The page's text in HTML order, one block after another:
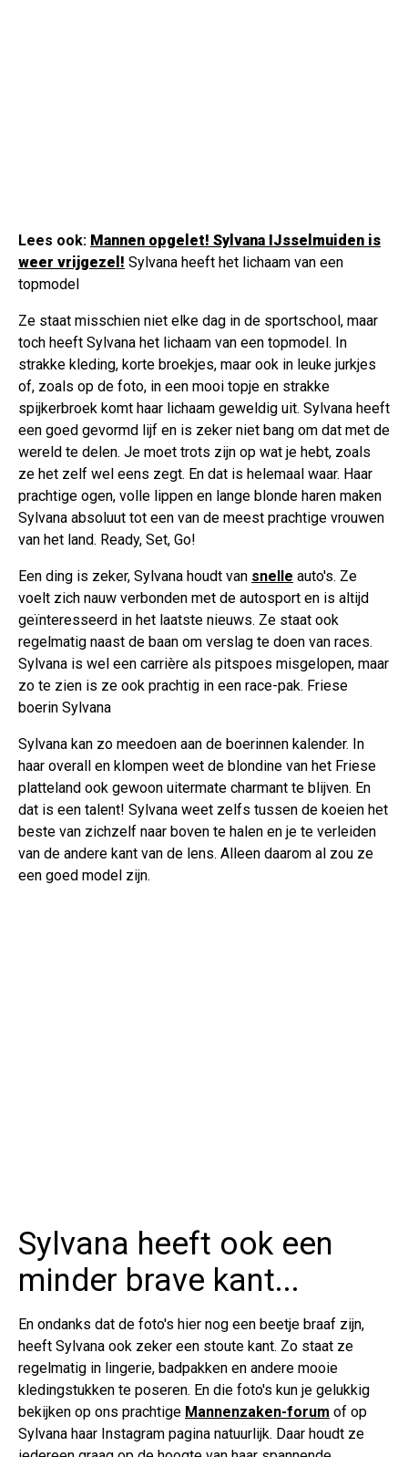
Lees ook: Mannen opgelet! Sylvana IJsselmuiden is
weer vrijgezel! Sylvana heeft het lichaam van een
topmodel
Ze staat misschien niet elke dag in de sportschool, maar
toch heeft Sylvana het lichaam van een topmodel. In
strakke kleding, korte broekjes, maar ook in leuke jurkjes
of, zoals op de foto, in een mooi topje en strakke
spijkerbroek komt haar lichaam geweldig uit. Sylvana heeft
een goed gevormd lijf en is zeker niet bang om dat met de
wereld te delen. Je moet trots zijn op wat je hebt, zoals
ze het zelf wel eens zegt. En dat is helemaal waar. Haar
prachtige ogen, volle lippen en lange blonde haren maken
Sylvana absoluut tot een van de meest prachtige vrouwen
van het land. Ready, Set, Go!
Een ding is zeker, Sylvana houdt van snelle auto's. Ze
voelt zich nauw verbonden met de autosport en is altijd
geïnteresseerd in het laatste nieuws. Ze staat ook
regelmatig naast de baan om verslag te doen van races.
Sylvana is wel een carrière als pitspoes misgelopen, maar
zo te zien is ze ook prachtig in een race-pak. Friese
boerin Sylvana
Sylvana kan zo meedoen aan de boerinnen kalender. In
haar overall en klompen weet de blondine van het Friese
platteland ook gewoon uitermate charmant te blijven. En
dat is een talent! Sylvana weet zelfs tussen de koeien het
beste van zichzelf naar boven te halen en je te verleiden
van de andere kant van de lens. Alleen daarom al zou ze
een goed model zijn.
Sylvana heeft ook een
minder brave kant...
En ondanks dat de foto's hier nog een beetje braaf zijn,
heeft Sylvana ook zeker een stoute kant. Zo staat ze
regelmatig in lingerie, badpakken en andere mooie
kledingstukken te poseren. En die foto's kun je gelukkig
bekijken op ons prachtige Mannenzaken-forum of op
Sylvana haar Instagram pagina natuurlijk. Daar houdt ze